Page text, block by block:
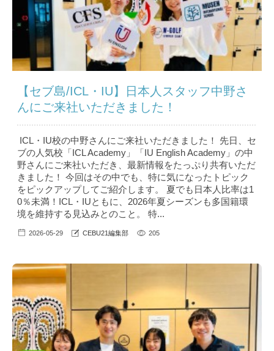
【セブ島/ICL・IU】日本人スタッフ中野さ
んにご来社いただきました！
ICL・IU校の中野さんにご来社いただきました！ 先日、セ
ブの人気校「ICL Academy」「IU English Academy」の中
野さんにご来社いただき、最新情報をたっぷり共有いただ
きました！ 今回はその中でも、特に気になったトピック
をピックアップしてご紹介します。 夏でも日本人比率は1
0％未満！ICL・IUともに、2026年夏シーズンも多国籍環
境を維持する見込みとのこと。 特...
2026-05-29 CEBU21編集部 205